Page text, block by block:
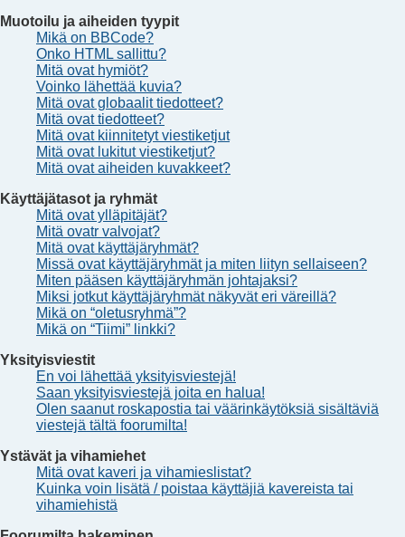
Muotoilu ja aiheiden tyypit
Mikä on BBCode?
Onko HTML sallittu?
Mitä ovat hymiöt?
Voinko lähettää kuvia?
Mitä ovat globaalit tiedotteet?
Mitä ovat tiedotteet?
Mitä ovat kiinnitetyt viestiketjut
Mitä ovat lukitut viestiketjut?
Mitä ovat aiheiden kuvakkeet?
Käyttäjätasot ja ryhmät
Mitä ovat ylläpitäjät?
Mitä ovatr valvojat?
Mitä ovat käyttäjäryhmät?
Missä ovat käyttäjäryhmät ja miten liityn sellaiseen?
Miten pääsen käyttäjäryhmän johtajaksi?
Miksi jotkut käyttäjäryhmät näkyvät eri väreillä?
Mikä on “oletusryhmä”?
Mikä on “Tiimi” linkki?
Yksityisviestit
En voi lähettää yksityisviestejä!
Saan yksityisviestejä joita en halua!
Olen saanut roskapostia tai väärinkäytöksiä sisältäviä
viestejä tältä foorumilta!
Ystävät ja vihamiehet
Mitä ovat kaveri ja vihamieslistat?
Kuinka voin lisätä / poistaa käyttäjiä kavereista tai
vihamiehistä